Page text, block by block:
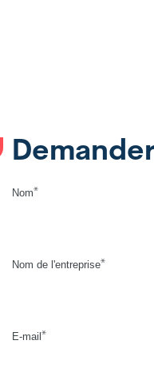
Nom*
Nom de l'entreprise*
E-mail *